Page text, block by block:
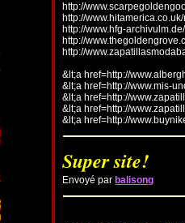
http://
http://
http://www.hfg-
http://
http://
&lt;a href=http://
&lt;a href=http://www.mis-
&lt;a href=http://
&lt;a href=http://
&lt;a href=http://
Super site!
Envoyé par balisong